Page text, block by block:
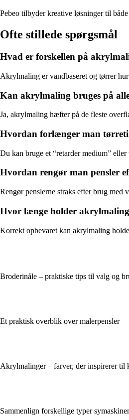
Pebeo tilbyder kreative løsninger til
Ofte stillede spørgsmål
Hvad er forskellen på
Akrylmaling er vandbaseret og tørrer
Kan akrylmaling bruges på
Ja, akrylmaling hæfter på de fleste
Hvordan forlænger man
Du kan bruge et “retarder medium”
Hvordan rengør man pensler
Rengør penslerne straks efter brug
Hvor længe holder
Korrekt opbevaret kan akrylmaling
Broderinåle – praktiske tips til valg og
Et praktisk overblik over malerpensler
Akrylmalinger – farver, der inspirerer til
Sammenlign forskellige typer